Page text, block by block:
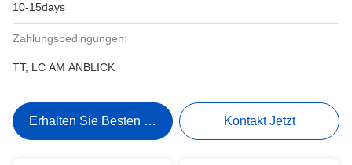
10-15days
Zahlungsbedingungen:
TT, LC AM ANBLICK
Erhalten Sie Besten Preis Kontakt Jetzt